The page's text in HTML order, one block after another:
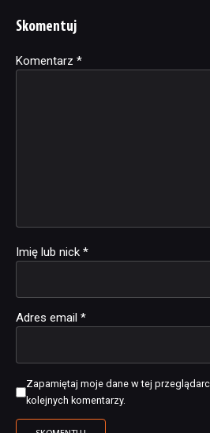
Skomentuj
Komentarz *
Imię lub nick *
Adres email *
Zapamiętaj moje dane w tej
kolejnych komentarzy.
Alternative: